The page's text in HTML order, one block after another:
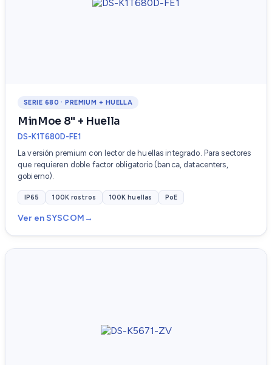
SERIE 680 · PREMIUM + HUELLA
MinMoe 8" + Huella
DS-K1T680D-FE1
La versión premium con lector de huellas integrado. Para sectores
que requieren doble factor obligatorio (banca, datacenters,
gobierno).
IP65 100K rostros 100K huellas PoE
Ver en SYSCOM